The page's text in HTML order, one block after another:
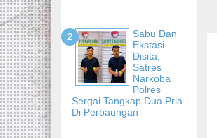
Sabu Dan
Ekstasi
Disita,
Satres
Narkoba
Polres
Sergai Tangkap Dua Pria
Di Perbaungan